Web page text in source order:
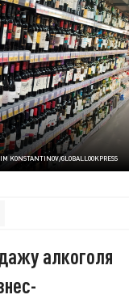
KONSTANTINOV/GLOBALLOOKPRESS
алкоголя